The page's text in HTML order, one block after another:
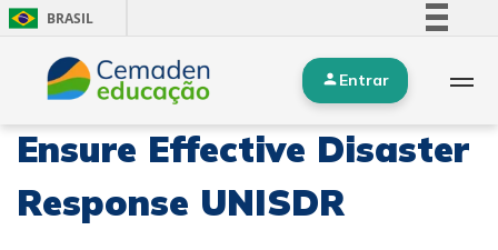
BRASIL
Simplifique!
Comunica BR
Acesso à informação
Legislação
Canais
Entrar
Ensure Effective Disaster
Response UNISDR